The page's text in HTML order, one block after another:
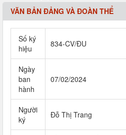
VĂN BẢN ĐẢNG VÀ ĐOÀN THỂ
Số ký
hiệu
834-CV/ĐU
Ngày
ban
hành
07/02/2024
Người
ký
Đỗ Thị Trang